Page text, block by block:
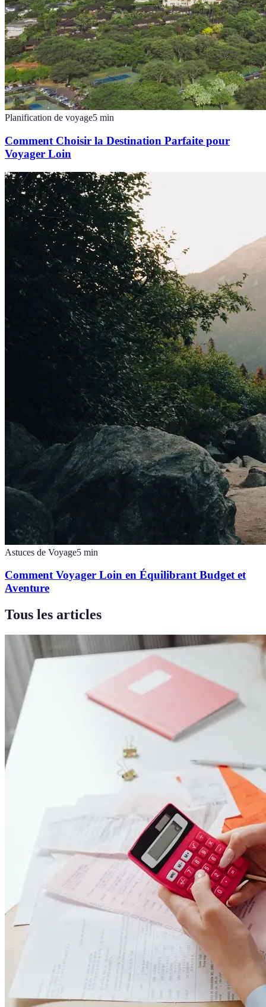
Planification de voyage5 min
Comment Choisir la Destination Parfaite pour
Voyager Loin
Astuces de Voyage5 min
Comment Voyager Loin en Équilibrant Budget et
Aventure
Tous les articles